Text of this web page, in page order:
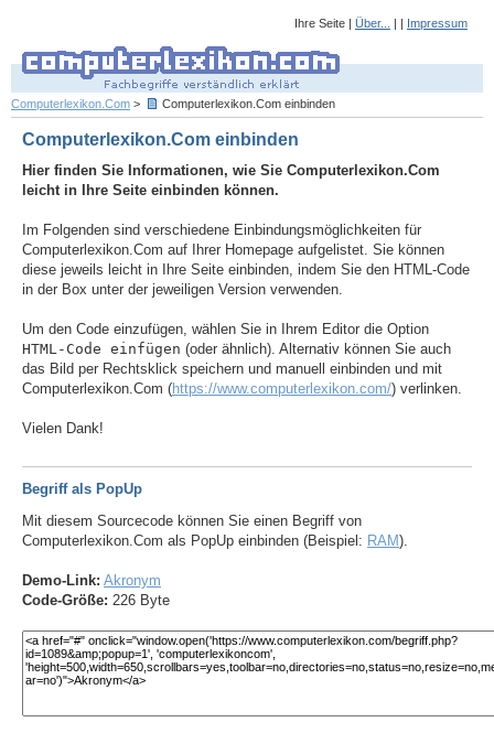
Ihre Seite | Über... | | Impressum
Computerlexikon.Com > Computerlexikon.Com einbinden
Computerlexikon.Com einbinden
Hier finden Sie Informationen, wie Sie Computerlexikon.Com
leicht in Ihre Seite einbinden können.
Im Folgenden sind verschiedene Einbindungsmöglichkeiten für
Computerlexikon.Com auf Ihrer Homepage aufgelistet. Sie können
diese jeweils leicht in Ihre Seite einbinden, indem Sie den HTML-Code
in der Box unter der jeweiligen Version verwenden.
Um den Code einzufügen, wählen Sie in Ihrem Editor die Option
HTML-Code einfügen (oder ähnlich). Alternativ können Sie auch
das Bild per Rechtsklick speichern und manuell einbinden und mit
Computerlexikon.Com (https://www.computerlexikon.com/) verlinken.
Vielen Dank!
Begriff als PopUp
Mit diesem Sourcecode können Sie einen Begriff von
Computerlexikon.Com als PopUp einbinden (Beispiel: RAM).
Demo-Link: Akronym
Code-Größe: 226 Byte